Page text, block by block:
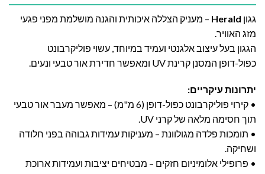
גגון Herald – מעניק הצללה איכותית והגנה מושלמת מפני פגעי
מזג האוויר.
הגגון בעל עיצוב אלגנטי ועמיד במיוחד, עשוי פוליקרבונט
כפול-דופן המסנן קרינת UV ומאפשר חדירת אור טבעי ונעים.
יתרונות עיקריים:
• קירוי פוליקרבונט כפול-דופן (6 מ"מ) – מאפשר מעבר אור טבעי
תוך חסימה מלאה של קרני UV.
• תומכות פלדה מגולוונת – מעניקות עמידות גבוהה בפני חלודה
ושחיקה.
• פרופילי אלומיניום חזקים – מבטיחים יציבות ועמידות ארוכת